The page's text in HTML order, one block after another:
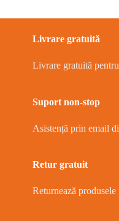
Livrare gratuită
Livrare gratuită
Suport non-stop
Asistență prin email
Retur gratuit
Returnează produsele